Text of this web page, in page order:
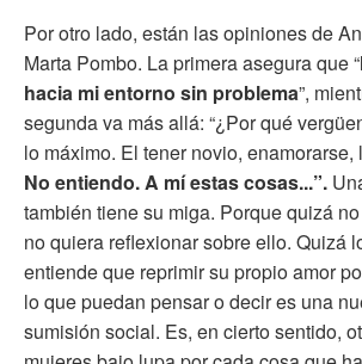
Por otro lado, están las opiniones de
Marta Pombo. La primera asegura que “
hacia mi entorno sin problema”,
segunda va más allá: “¿Por qué
lo máximo. El tener novio, enamorarse,
No entiendo. A mí estas cosas...”.
también tiene su miga. Porque quizá
no quiera reflexionar sobre ello. Quizá
entiende que reprimir su propio amor
lo que puedan pensar o decir es una
sumisión social. Es, en cierto sentido,